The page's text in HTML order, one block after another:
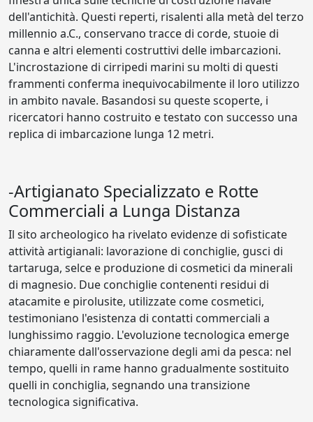
dell'antichità. Questi reperti, risalenti alla metà del terzo
millennio a.C., conservano tracce di corde, stuoie di
canna e altri elementi costruttivi delle imbarcazioni.
L'incrostazione di cirripedi marini su molti di questi
frammenti conferma inequivocabilmente il loro utilizzo
in ambito navale. Basandosi su queste scoperte, i
ricercatori hanno costruito e testato con successo una
replica di imbarcazione lunga 12 metri.
-Artigianato Specializzato e Rotte
Commerciali a Lunga Distanza
Il sito archeologico ha rivelato evidenze di sofisticate
attività artigianali: lavorazione di conchiglie, gusci di
tartaruga, selce e produzione di cosmetici da minerali
di magnesio. Due conchiglie contenenti residui di
atacamite e pirolusite, utilizzate come cosmetici,
testimoniano l'esistenza di contatti commerciali a
lunghissimo raggio. L'evoluzione tecnologica emerge
chiaramente dall'osservazione degli ami da pesca: nel
tempo, quelli in rame hanno gradualmente sostituito
quelli in conchiglia, segnando una transizione
tecnologica significativa.